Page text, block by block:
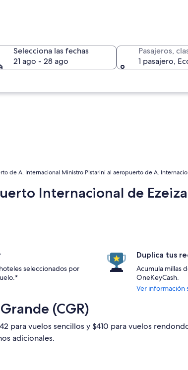
Selecciona las fechas
21 ago - 28 ago
Pasajeros,
1 pasajero,
de A. Internacional Ministro Pistarini al aeropuerto de A.
Internacional de Ezeiza
seleccionados por
Duplica tus
Acumula millas
OneKeyCash.
Ver información
(CGR)
para vuelos sencillos y $410 para vuelos
adicionales.